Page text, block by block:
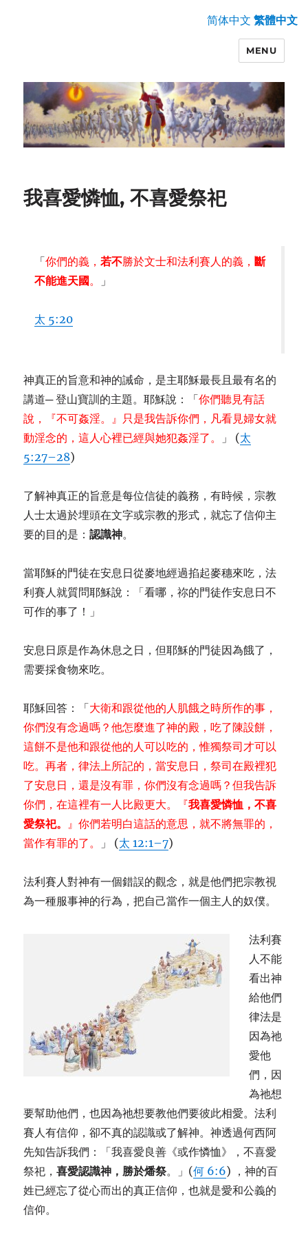
MENU
我喜愛憐恤, 不喜愛祭祀
「你們的義，若不勝於文士和法利賽人的義， 斷
不能進天國。 」
太 5:20
神真正的旨意和神的誡命，是主耶穌最長且最有名的
講道─ 登山寶訓的主題。耶穌說：「你們聽見有話
說，『不可姦淫。』只是我告訴你們，凡看見婦女就
動淫念的，這人心裡已經與她犯姦淫了。
」 (太
5:27–28)
了解神真正的旨意是每位信徒的義務，有時候，宗教
人士太過於埋頭在文字或宗教的形式，就忘了信仰主
要的目的是：認識神。
當耶穌的門徒在安息日從麥地經過掐起麥穗來吃，法
利賽人就質問耶穌說：「看哪，祢的門徒作安息日不
可作的事了！」
安息日原是作為休息之日，但耶穌的門徒因為餓了，
需要採食物來吃。
耶穌回答：「大衛和跟從他的人肌餓之時所作的事，
你們沒有念過嗎？他怎麼進了神的殿，吃了陳設餅，
這餅不是他和跟從他的人可以吃的，惟獨祭司才可以
吃。再者，律法上所記的，當安息日，祭司在殿裡犯
了安息日，還是沒有罪，你們沒有念過嗎？但我告訴
你們，在這裡有一人比殿更大。『我喜愛憐恤，不喜
愛祭祀。 』你們若明白這話的意思，就不將無罪的，
當作有罪的了。
」 (太 12:1–7)
法利賽人對神有一個錯誤的觀念，就是他們把宗教視
為一種服事神的行為，把自己當作一個主人的奴僕。
法利賽
人不能
看出神
給他們
律法是
因為祂
愛他
們，因
為祂想
要幫助他們，也因為祂想要教他們要彼此相愛。法利
賽人有信仰，卻不真的認識或了解神。神透過何西阿
先知告訴我們：「我喜愛良善《或作憐恤》，不喜愛
祭祀，喜愛認識神，勝於燔祭。」(何 6:6) ，神的百
姓已經忘了從心而出的真正信仰，也就是愛和公義的
信仰。
简体中文 繁體中文